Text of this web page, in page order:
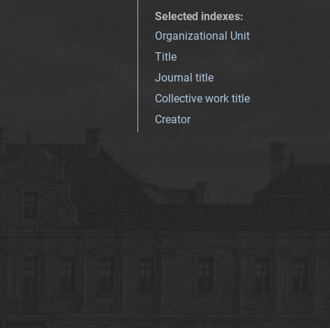
Selected indexes:
Organizational Unit
Title
Journal title
Collective work title
Creator